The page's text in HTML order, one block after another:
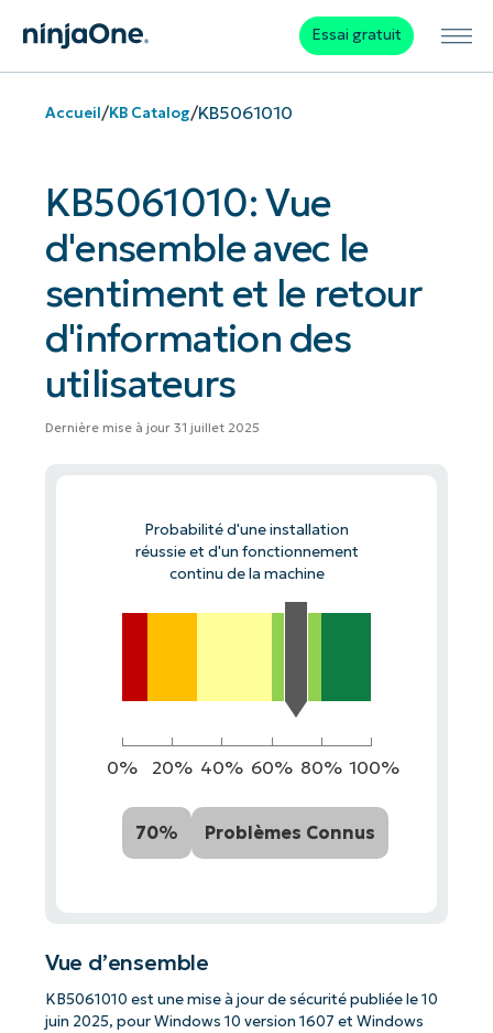
Essai gratuit
Accueil/KB Catalog/KB5061010
KB5061010: Vue
d'ensemble avec le
sentiment et le retour
d'information des
utilisateurs
Dernière mise à jour 31 juillet 2025
Probabilité d'une installation
réussie et d'un fonctionnement
continu de la machine
0% 20% 40% 60% 80% 100%
70% Problèmes Connus
Vue d’ensemble
KB5061010 est une mise à jour de sécurité publiée le 10
juin 2025, pour Windows 10 version 1607 et Windows